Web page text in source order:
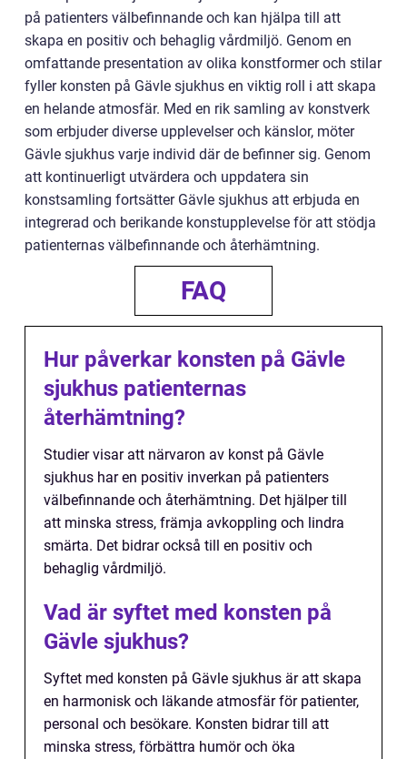
på patienters välbefinnande och kan hjälpa till att
skapa en positiv och behaglig vårdmiljö. Genom en
omfattande presentation av olika konstformer och stilar
fyller konsten på Gävle sjukhus en viktig roll i att skapa
en helande atmosfär. Med en rik samling av konstverk
som erbjuder diverse upplevelser och känslor, möter
Gävle sjukhus varje individ där de befinner sig. Genom
att kontinuerligt utvärdera och uppdatera sin
konstsamling fortsätter Gävle sjukhus att erbjuda en
integrerad och berikande konstupplevelse för att stödja
patienternas välbefinnande och återhämtning.
FAQ
Hur påverkar konsten på Gävle
sjukhus patienternas
återhämtning?
Studier visar att närvaron av konst på Gävle
sjukhus har en positiv inverkan på patienters
välbefinnande och återhämtning. Det hjälper till
att minska stress, främja avkoppling och lindra
smärta. Det bidrar också till en positiv och
behaglig vårdmiljö.
Vad är syftet med konsten på
Gävle sjukhus?
Syftet med konsten på Gävle sjukhus är att skapa
en harmonisk och läkande atmosfär för patienter,
personal och besökare. Konsten bidrar till att
minska stress, förbättra humör och öka